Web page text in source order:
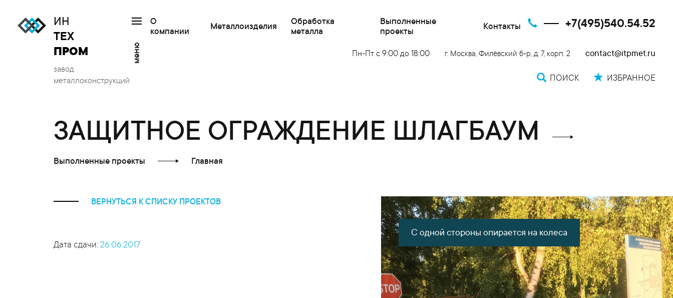
ИН
ТЕХ
ПРОМ
завод
металлоконструкций
меню
О
компании
Металлоизделия
Обработка
металла
Выполненные
проекты
Контакты +7(495)540.54.52
Пн-Пт с 9:00 до 18:00 г. Москва, Филёвский б-р, д. 7, корп. 2 contact@itpmet.ru
ПОИСК ИЗБРАННОЕ
ЗАЩИТНОЕ ОГРАЖДЕНИЕ ШЛАГБАУМ
Выполненные проекты Главная
ВЕРНУТЬСЯ К СПИСКУ ПРОЕКТОВ
Дата сдачи: 26.06.2017
С одной стороны опирается на колеса